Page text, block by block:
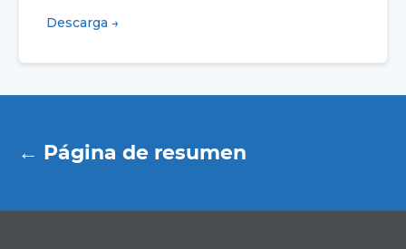
Descarga →
← Página de resumen